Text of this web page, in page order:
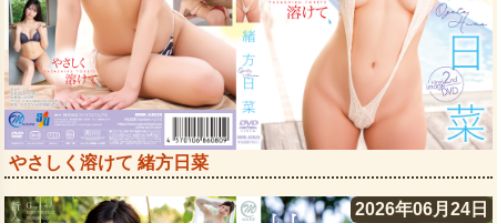
やさしく溶けて 緒方日菜
2026年06月24日